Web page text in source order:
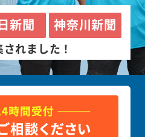
新聞 神奈川新聞
れました！